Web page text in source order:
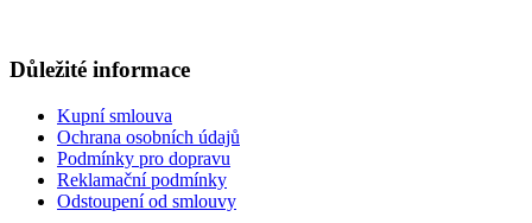
Důležité informace
Kupní smlouva
Ochrana osobních údajů
Podmínky pro dopravu
Reklamační podmínky
Odstoupení od smlouvy